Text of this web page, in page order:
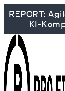
REPORT:
KI-